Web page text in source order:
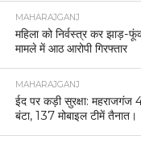
MAHARAJGANJ
महिला को निर्वस्त्र कर झाड़-
मामले में आठ आरोपी गिरफ्तार
MAHARAJGANJ
ईद पर कड़ी सुरक्षा:
बंटा, 137 मोबाइल टीमें तैनात।